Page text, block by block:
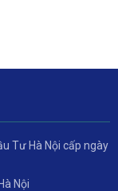
Tư Hà Nội cấp ngày
Nội